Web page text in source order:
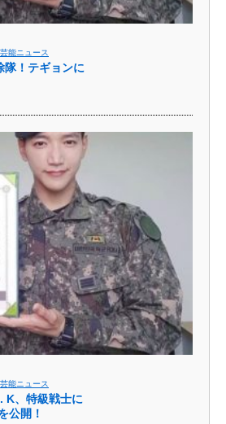
芸能ニュース
！テギョンに
芸能ニュース
K、特級戦士に
公開！